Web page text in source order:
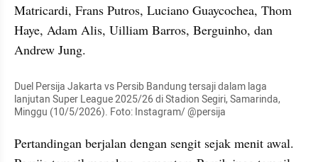
Matricardi, Frans Putros, Luciano Guaycochea, Thom
Haye, Adam Alis, Uilliam Barros, Berguinho, dan
Andrew Jung.
Duel Persija Jakarta vs Persib Bandung tersaji dalam laga
lanjutan Super League 2025/26 di Stadion Segiri, Samarinda,
Minggu (10/5/2026). Foto: Instagram/ @persija
Pertandingan berjalan dengan sengit sejak menit awal.